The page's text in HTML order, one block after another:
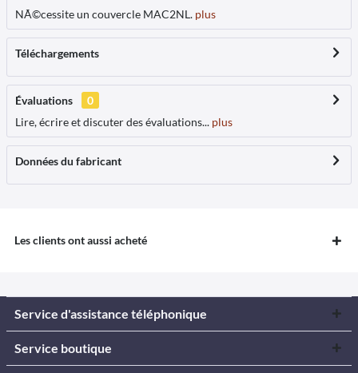
NÃ©cessite un couvercle MAC2NL. plus
Téléchargements
Évaluations
0
Lire, écrire et discuter des évaluations... plus
Données du fabricant
Les clients ont aussi acheté
Service d'assistance téléphonique
Service boutique